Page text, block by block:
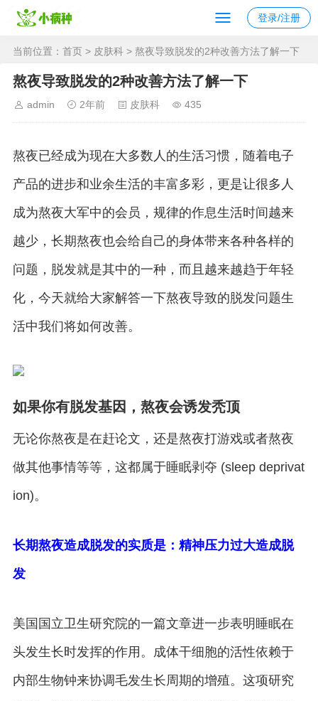
登录/注册
当前位置： 首页 > 皮肤科 > 熬夜导致脱发的2种改善方法了解一下
熬夜导致脱发的2种改善方法了解一下
admin 2年前 皮肤科 435
熬夜已经成为现在大多数人的生活习惯，随着电子
产品的进步和业余生活的丰富多彩，更是让很多人
成为熬夜大军中的会员，规律的作息生活时间越来
越少，长期熬夜也会给自己的身体带来各种各样的
问题，脱发就是其中的一种，而且越来越趋于年轻
化，今天就给大家解答一下熬夜导致的脱发问题生
活中我们将如何改善。
如果你有脱发基因，熬夜会诱发秃顶
无论你熬夜是在赶论文，还是熬夜打游戏或者熬夜
做其他事情等等，这都属于睡眠剥夺 (sleep deprivat
ion)。
长期熬夜造成脱发的实质是：精神压力过大造成脱
发
美国国立卫生研究院的一篇文章进一步表明睡眠在
头发生长时发挥的作用。成体干细胞的活性依赖于
内部生物钟来协调毛发生长周期的增殖。这项研究